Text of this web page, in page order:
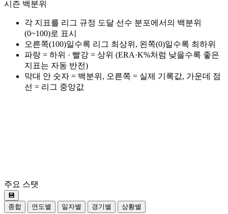
시즌 백분위
각 지표를 리그 규정 도달 선수 분포에서의 백분위
(0~100)로 표시
오른쪽(100)일수록 리그 최상위, 왼쪽(0)일수록 최하위
파랑 = 하위 · 빨강 = 상위 (ERA·K%처럼 낮을수록 좋은
지표는 자동 반전)
막대 안 숫자 = 백분위, 오른쪽 = 실제 기록값, 가운데 점
선 = 리그 중앙값
주요 스탯
💾
종합
연도별 일자별 경기별 상황별